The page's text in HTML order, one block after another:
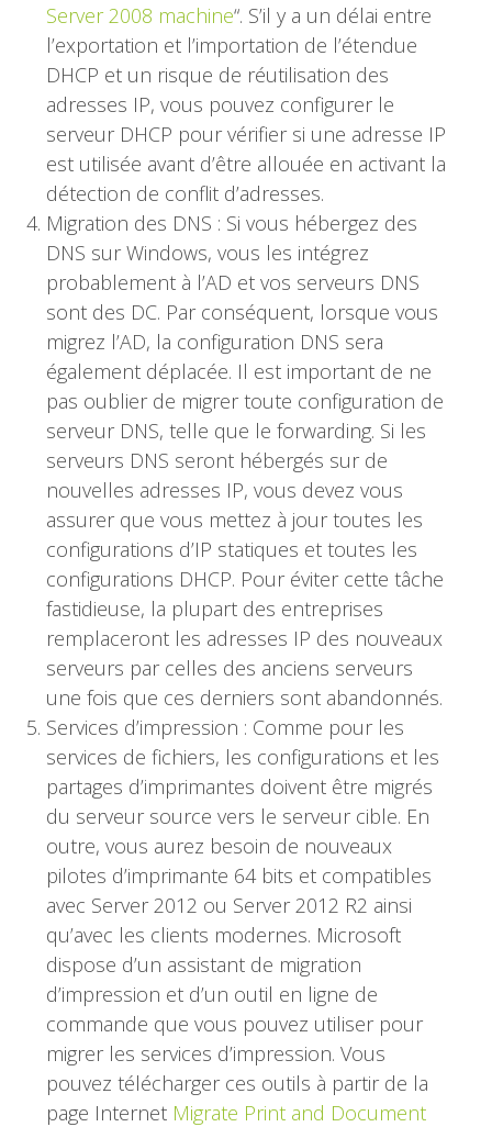
Server 2008 machine“. S’il y a un délai entre
l’exportation et l’importation de l’étendue
DHCP et un risque de réutilisation des
adresses IP, vous pouvez configurer le
serveur DHCP pour vérifier si une adresse IP
est utilisée avant d’être allouée en activant la
détection de conflit d’adresses.
Migration des DNS : Si vous hébergez des
DNS sur Windows, vous les intégrez
probablement à l’AD et vos serveurs DNS
sont des DC. Par conséquent, lorsque vous
migrez l’AD, la configuration DNS sera
également déplacée. Il est important de ne
pas oublier de migrer toute configuration de
serveur DNS, telle que le forwarding. Si les
serveurs DNS seront hébergés sur de
nouvelles adresses IP, vous devez vous
assurer que vous mettez à jour toutes les
configurations d’IP statiques et toutes les
configurations DHCP. Pour éviter cette tâche
fastidieuse, la plupart des entreprises
remplaceront les adresses IP des nouveaux
serveurs par celles des anciens serveurs
une fois que ces derniers sont abandonnés.
Services d’impression : Comme pour les
services de fichiers, les configurations et les
partages d’imprimantes doivent être migrés
du serveur source vers le serveur cible. En
outre, vous aurez besoin de nouveaux
pilotes d’imprimante 64 bits et compatibles
avec Server 2012 ou Server 2012 R2 ainsi
qu’avec les clients modernes. Microsoft
dispose d’un assistant de migration
d’impression et d’un outil en ligne de
commande que vous pouvez utiliser pour
migrer les services d’impression. Vous
pouvez télécharger ces outils à partir de la
page Internet Migrate Print and Document